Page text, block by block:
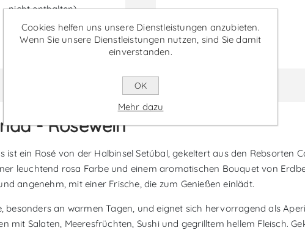
nicht enthalten)
Rabatte sind vom 30/06/2026 bis zum 30/09/2026 verfügbar.
- Roséwein
ist ein Rosé von der Halbinsel Setúbal, gekeltert aus den Rebsorten
leuchtend rosa Farbe und einem aromatischen Bouquet von
angenehm, mit einer Frische, die zum Genießen einlädt.
besonders an warmen Tagen, und eignet sich hervorragend als
Salaten, Meeresfrüchten, Sushi und gegrilltem hellem Fleisch.
Cookies helfen uns unsere Dienstleistungen anzubieten.
Wenn Sie unsere Dienstleistungen nutzen, sind Sie damit
einverstanden.
OK
Mehr dazu